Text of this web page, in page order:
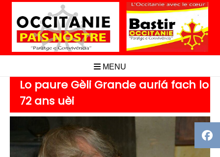
Aller
contenu
MENU
Lo paure Gèli Grande auriá fach lo
72 ans uèi